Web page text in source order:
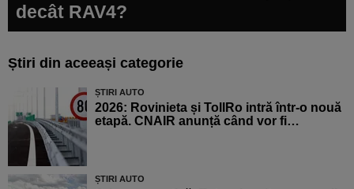
decât RAV4?
Știri din aceeași categorie
ȘTIRI AUTO
2026: Rovinieta și TollRo intră într-o nouă
etapă. CNAIR anunță când vor fi…
ȘTIRI AUTO